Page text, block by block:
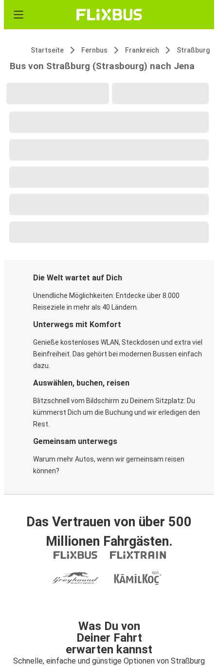
Startseite Fernbus Frankreich Straßburg
Bus von Straßburg (Strasbourg) nach Jena
Die Welt wartet auf Dich
Unendliche Möglichkeiten: Entdecke über 8.000
Reiseziele in mehr als 40 Ländern.
Unterwegs mit Komfort
Genieße kostenloses WLAN, Steckdosen und extra viel
Beinfreiheit. Das gehört bei modernen Bussen einfach
dazu.
Auswählen, buchen, reisen
Blitzschnell vom Bildschirm zu Deinem Sitzplatz: Du
kümmerst Dich um die Buchung und wir erledigen den
Rest.
Gemeinsam unterwegs
Warum mehr Autos, wenn wir gemeinsam reisen
können?
Das Vertrauen von über 500
Millionen Fahrgästen.
Was Du von
Deiner Fahrt
erwarten kannst
Schnelle, einfache und günstige Optionen von Straßburg